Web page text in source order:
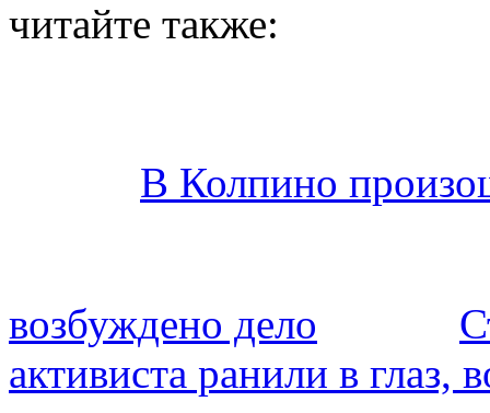
читайте также:
В Колпино
возбуждено дело
активиста ранили в глаз,